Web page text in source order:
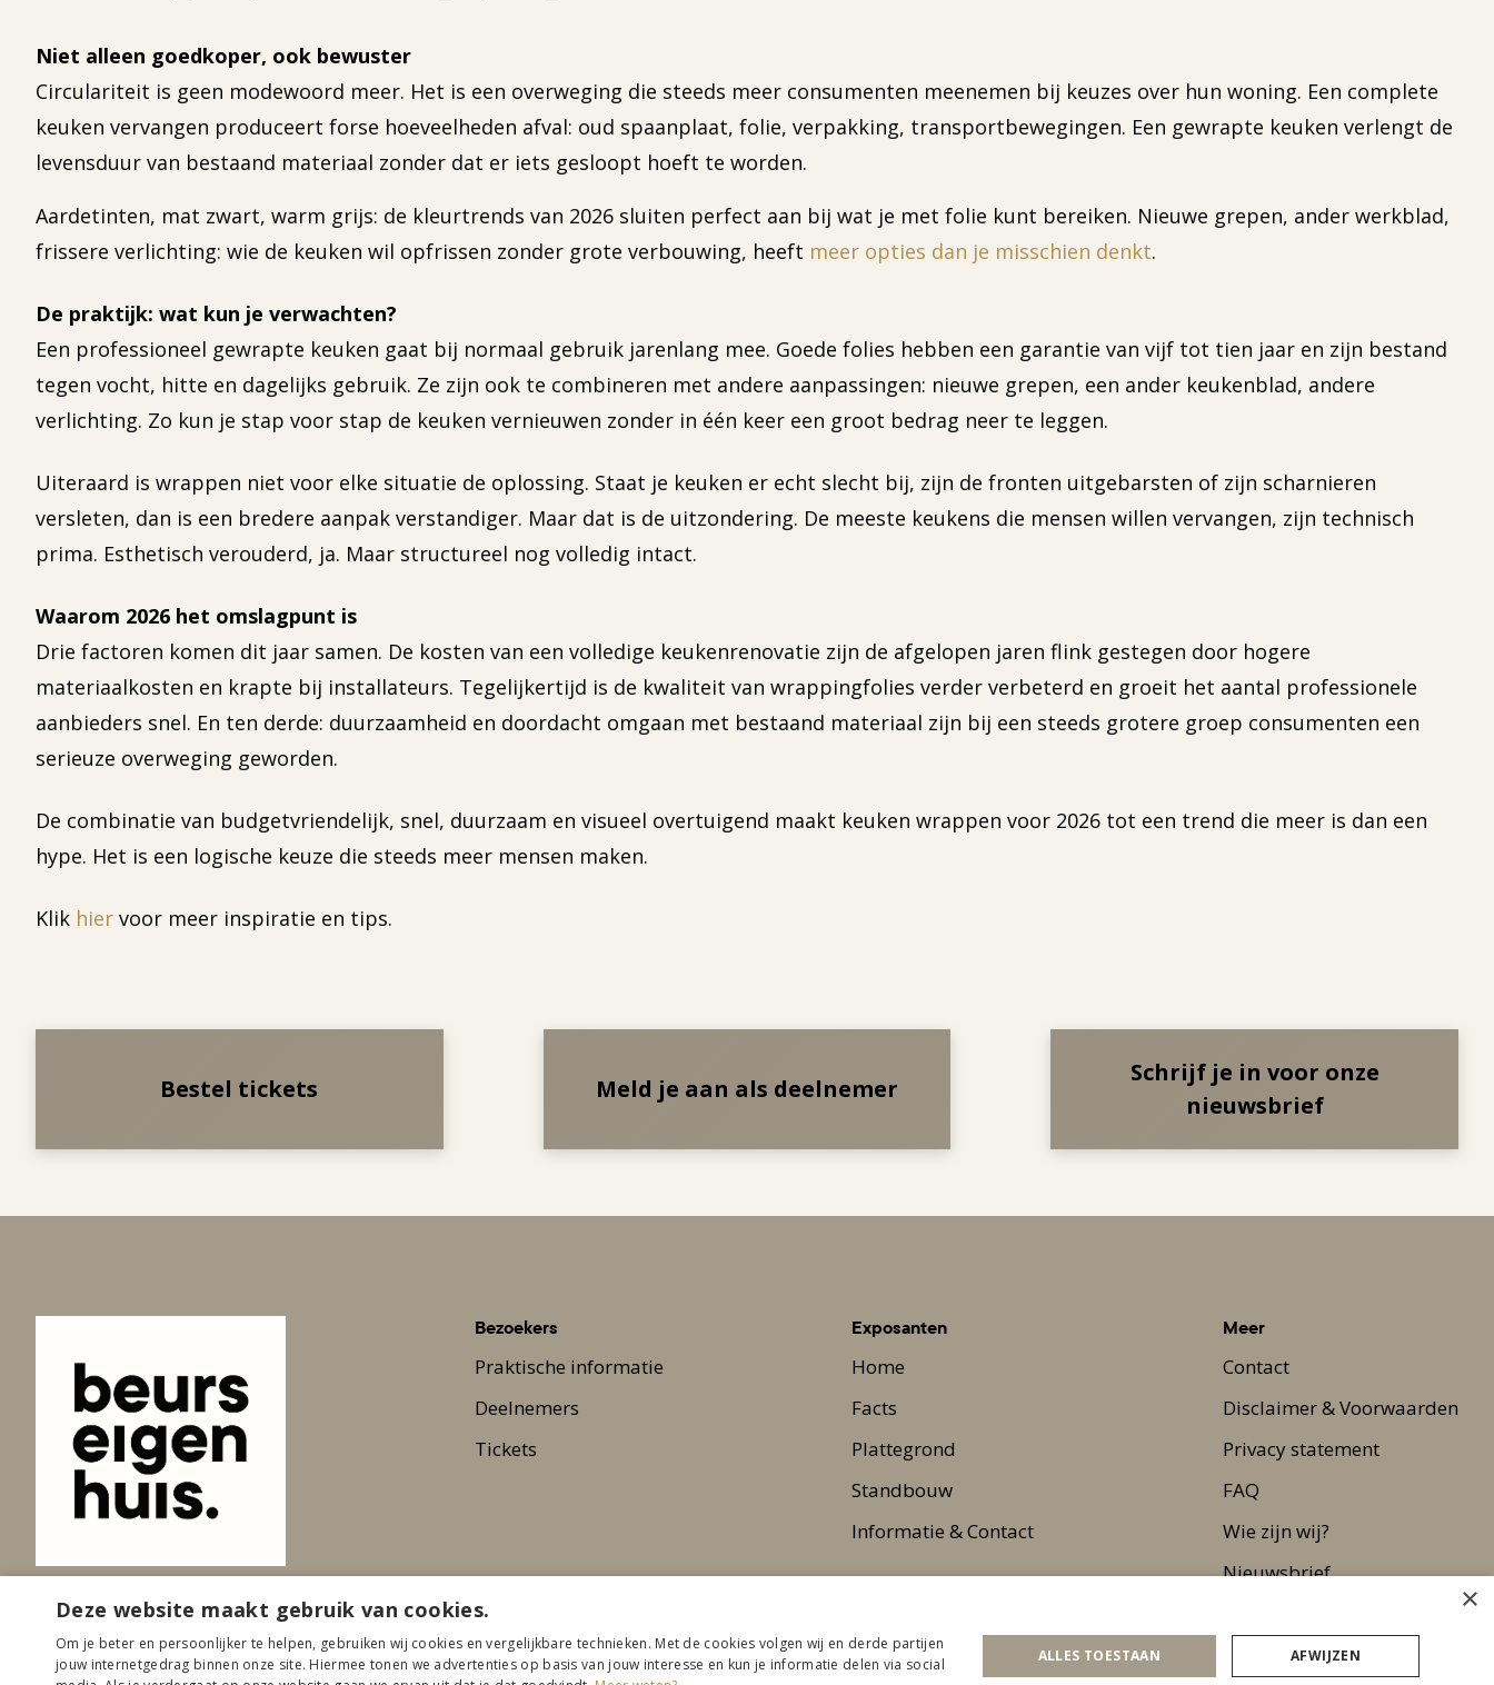
Niet alleen goedkoper, ook bewuster
Circulariteit is geen modewoord meer. Het is een overweging die steeds meer consumenten meenemen bij keuzes over hun woning. Een complete
keuken vervangen produceert forse hoeveelheden afval: oud spaanplaat, folie, verpakking, transportbewegingen. Een gewrapte keuken verlengt de
levensduur van bestaand materiaal zonder dat er iets gesloopt hoeft te worden.
Aardetinten, mat zwart, warm grijs: de kleurtrends van 2026 sluiten perfect aan bij wat je met folie kunt bereiken. Nieuwe grepen, ander werkblad,
frissere verlichting: wie de keuken wil opfrissen zonder grote verbouwing, heeft meer opties dan je misschien denkt.
De praktijk: wat kun je verwachten?
Een professioneel gewrapte keuken gaat bij normaal gebruik jarenlang mee. Goede folies hebben een garantie van vijf tot tien jaar en zijn bestand
tegen vocht, hitte en dagelijks gebruik. Ze zijn ook te combineren met andere aanpassingen: nieuwe grepen, een ander keukenblad, andere
verlichting. Zo kun je stap voor stap de keuken vernieuwen zonder in één keer een groot bedrag neer te leggen.
Uiteraard is wrappen niet voor elke situatie de oplossing. Staat je keuken er echt slecht bij, zijn de fronten uitgebarsten of zijn scharnieren
versleten, dan is een bredere aanpak verstandiger. Maar dat is de uitzondering. De meeste keukens die mensen willen vervangen, zijn technisch
prima. Esthetisch verouderd, ja. Maar structureel nog volledig intact.
Waarom 2026 het omslagpunt is
Drie factoren komen dit jaar samen. De kosten van een volledige keukenrenovatie zijn de afgelopen jaren flink gestegen door hogere
materiaalkosten en krapte bij installateurs. Tegelijkertijd is de kwaliteit van wrappingfolies verder verbeterd en groeit het aantal professionele
aanbieders snel. En ten derde: duurzaamheid en doordacht omgaan met bestaand materiaal zijn bij een steeds grotere groep consumenten een
serieuze overweging geworden.
De combinatie van budgetvriendelijk, snel, duurzaam en visueel overtuigend maakt keuken wrappen voor 2026 tot een trend die meer is dan een
hype. Het is een logische keuze die steeds meer mensen maken.
Klik hier voor meer inspiratie en tips.
Bestel tickets Meld je aan als deelnemer
Schrijf je in voor onze
nieuwsbrief
Bezoekers
Praktische informatie
Deelnemers
Tickets
Exposanten
Home
Facts
Plattegrond
Standbouw
Informatie & Contact
Meer
Contact
Disclaimer & Voorwaarden
Privacy statement
FAQ
Wie zijn wij?
Nieuwsbrief
×
Deze website maakt gebruik van cookies.
Om je beter en persoonlijker te helpen, gebruiken wij cookies en vergelijkbare technieken. Met de cookies volgen wij en derde partijen
jouw internetgedrag binnen onze site. Hiermee tonen we advertenties op basis van jouw interesse en kun je informatie delen via social
ALLES TOESTAAN AFWIJZEN